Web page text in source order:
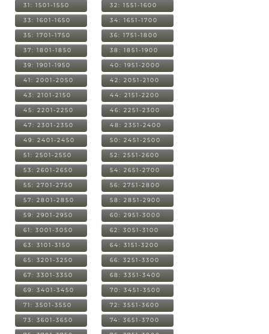
31: 1501-1550 32: 1551-1600
33: 1601-1650 34: 1651-1700
35: 1701-1750 36: 1751-1800
37: 1801-1850 38: 1851-1900
39: 1901-1950 40: 1951-2000
41: 2001-2050 42: 2051-2100
43: 2101-2150 44: 2151-2200
45: 2201-2250 46: 2251-2300
47: 2301-2350 48: 2351-2400
49: 2401-2450 50: 2451-2500
51: 2501-2550 52: 2551-2600
53: 2601-2650 54: 2651-2700
55: 2701-2750 56: 2751-2800
57: 2801-2850 58: 2851-2900
59: 2901-2950 60: 2951-3000
61: 3001-3050 62: 3051-3100
63: 3101-3150 64: 3151-3200
65: 3201-3250 66: 3251-3300
67: 3301-3350 68: 3351-3400
69: 3401-3450 70: 3451-3500
71: 3501-3550 72: 3551-3600
73: 3601-3650 74: 3651-3700